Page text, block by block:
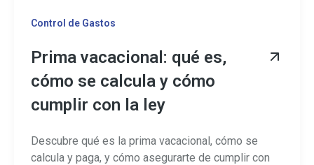
Control de Gastos
Prima vacacional: qué es,
cómo se calcula y cómo
cumplir con la ley
Descubre qué es la prima vacacional, cómo se
calcula y paga, y cómo asegurarte de cumplir con